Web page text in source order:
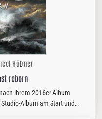
Hübner
- Beast reborn
ihrem 2016er Album
Album am Start und